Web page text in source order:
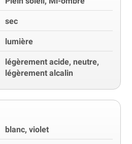
sec
lumière
légèrement acide, neutre,
légèrement alcalin
blanc, violet